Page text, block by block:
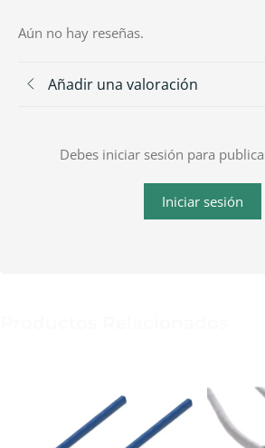
Aún no hay reseñas.
Añadir una valoración
Debes iniciar sesión para
Iniciar sesión